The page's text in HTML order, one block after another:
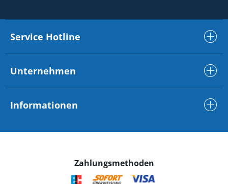
Service Hotline
Unternehmen
Informationen
Zahlungsmethoden